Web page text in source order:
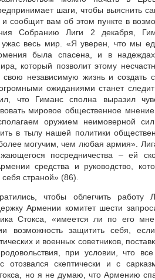
шаги, чтобы выяснить
сообщит вам об этом пункте в
Собранию Лиги 2 декабря,
ужас весь мир. «Я уверен, что мы
была спасена, и в
который позволит этому
свою независимую жизнь и создать
ожиданиями станет
что Гиманс сполна выразил
мировое общественное
оружием неимоверной
в тылу нашей политики
могучим, чем любая армия».
посредничества – ей
средства и руководство,
страной» (86).
чтобы облегчить работу
Армении комитет шести
Стокса, «имеется ли по его
возможность защитить себя,
и военных советников,
при условии, что все
скептически и с
но я не думаю, что Армению